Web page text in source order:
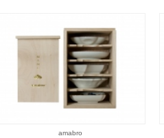
amabro